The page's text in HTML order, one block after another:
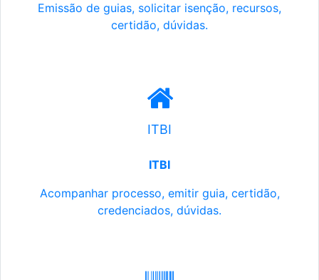
Emissão de guias, solicitar isenção, recursos,
certidão, dúvidas.
ITBI
ITBI
Acompanhar processo, emitir guia, certidão,
credenciados, dúvidas.